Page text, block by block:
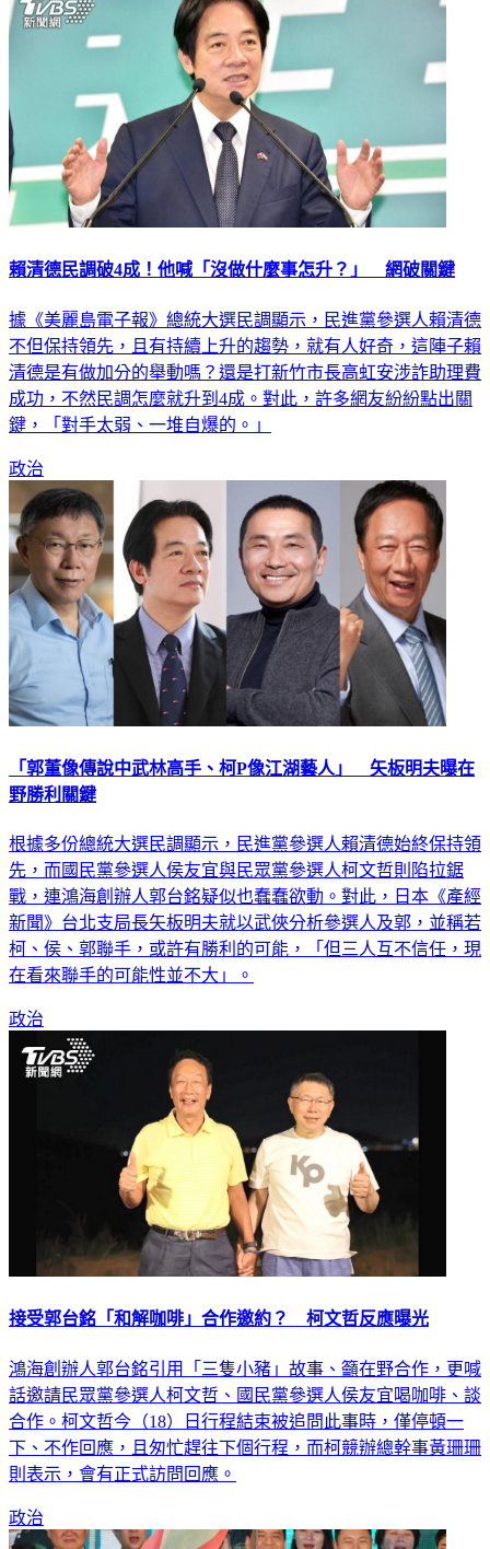
賴清德民調破4成！他喊「沒做什麼事怎升？」 網破關鍵
據《美麗島電子報》總統大選民調顯示，民進黨參選人賴清德
不但保持領先，且有持續上升的趨勢，就有人好奇，這陣子賴
清德是有做加分的舉動嗎？還是打新竹市長高虹安涉詐助理費
成功，不然民調怎麼就升到4成。對此，許多網友紛紛點出關
鍵，「對手太弱、一堆自爆的。」
政治
「郭董像傳說中武林高手、柯P像江湖藝人」 矢板明夫曝在
野勝利關鍵
根據多份總統大選民調顯示，民進黨參選人賴清德始終保持領
先，而國民黨參選人侯友宜與民眾黨參選人柯文哲則陷拉鋸
戰，連鴻海創辦人郭台銘疑似也蠢蠢欲動。對此，日本《產經
新聞》台北支局長矢板明夫就以武俠分析參選人及郭，並稱若
柯、侯、郭聯手，或許有勝利的可能，「但三人互不信任，現
在看來聯手的可能性並不大」。
政治
接受郭台銘「和解咖啡」合作邀約？ 柯文哲反應曝光
鴻海創辦人郭台銘引用「三隻小豬」故事、籲在野合作，更喊
話邀請民眾黨參選人柯文哲、國民黨參選人侯友宜喝咖啡、談
合作。柯文哲今（18）日行程結束被追問此事時，僅停頓一
下、不作回應，且匆忙趕往下個行程，而柯競辦總幹事黃珊珊
則表示，會有正式訪問回應。
政治